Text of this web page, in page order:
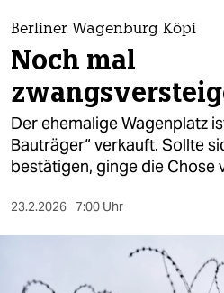
themen
politik
öko
gesellschaft
sport
Berliner Wagenburg Köpi
Noch mal
Der ehemalige Wagenplatz
Bauträger“ verkauft. Sollte
bestätigen, ginge die Chose
23.2.2026 7:00 Uhr